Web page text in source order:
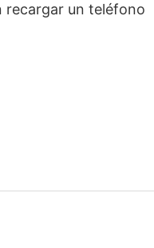
recargar un teléfono